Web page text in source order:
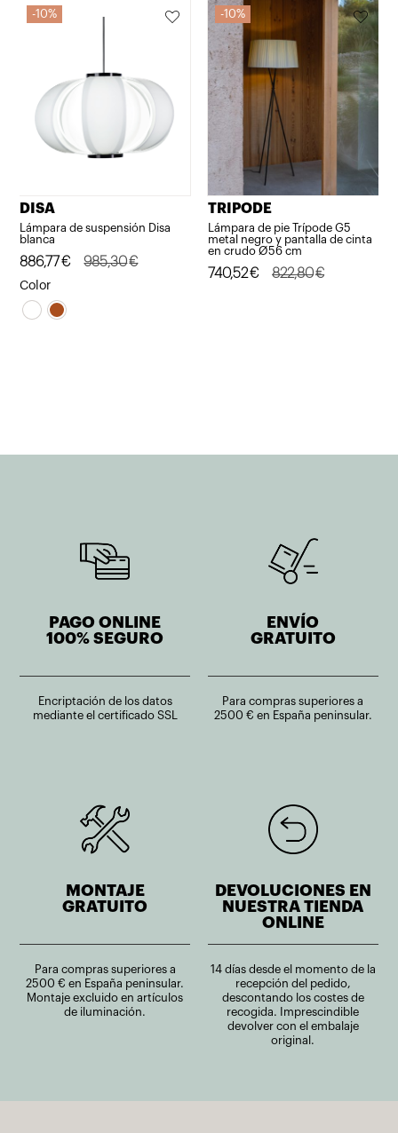
10%
DISA
Lámpara de suspensión Disa
blanca
985,30€
El
precio
original
886,77€
El
precio
actual
Color
10%
TRIPODE
Lámpara de pie Trípode G5
metal negro y pantalla de cinta
en crudo Ø56 cm
822,80€
El
740,52€
El
PAGO ONLINE
100% SEGURO
Encriptación de los datos
mediante el certificado SSL
ENVÍO
GRATUITO
Para compras superiores a
2500 € en España peninsular.
MONTAJE
GRATUITO
Para compras superiores a
2500 € en España peninsular.
Montaje excluido en artículos
de iluminación.
DEVOLUCIONES EN
NUESTRA TIENDA
ONLINE
14 días desde el momento de la
recepción del pedido,
descontando los costes de
recogida. Imprescindible
devolver con el embalaje
original.